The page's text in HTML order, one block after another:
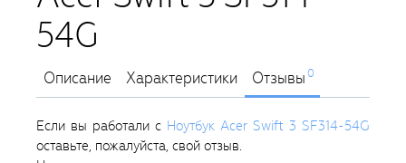
54G
Описание Характеристики Отзывы0
Если вы работали с Ноутбук Acer Swift 3 SF314-54G
оставьте, пожалуйста, свой отзыв.